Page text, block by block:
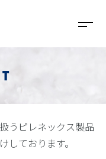
うピレネックス製品
しております。